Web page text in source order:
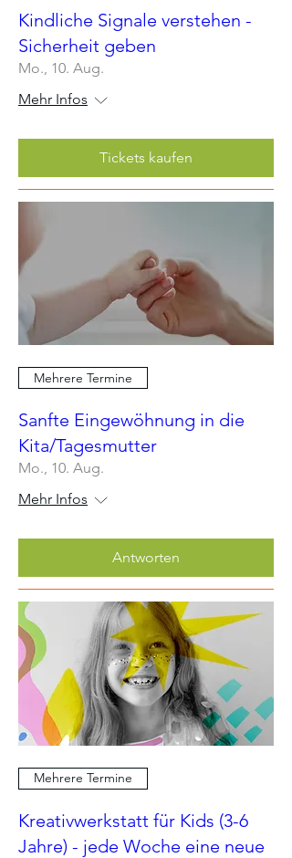
Kindliche Signale verstehen -
Sicherheit geben
Mo., 10. Aug.
Mehr Infos
Tickets kaufen
Mehrere Termine
Sanfte Eingewöhnung in die
Kita/Tagesmutter
Mo., 10. Aug.
Mehr Infos
Antworten
Mehrere Termine
Kreativwerkstatt für Kids (3-6
Jahre) - jede Woche eine neue